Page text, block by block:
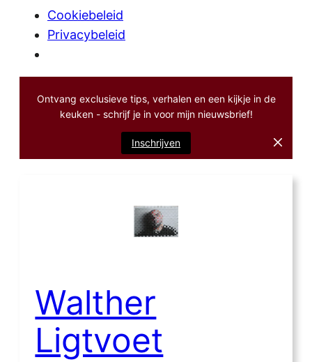
Cookiebeleid
Privacybeleid
Ontvang exclusieve tips, verhalen en een kijkje in de
keuken - schrijf je in voor mijn nieuwsbrief!
Inschrijven
Walther
Ligtvoet